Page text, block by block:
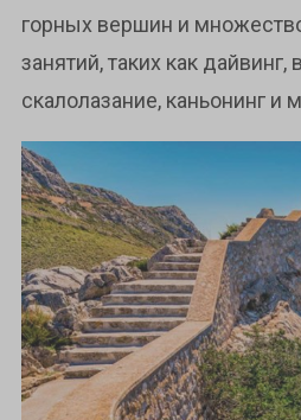
горных вершин и
занятий, таких как дайвинг,
скалолазание, каньонинг и